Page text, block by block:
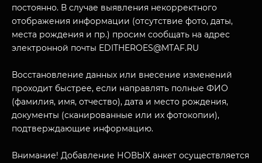
постоянно. В случае выявления некорректного
отображения информации (отсутствие фото, даты,
места рождения и пр.) просим сообщать на адрес
электронной почты EDITHEROES@MTAF.RU
Восстановление данных или внесение изменений
проходит быстрее, если направлять полные ФИО
(фамилия, имя, отчество), дата и место рождения,
документы (сканированные или их фотокопии),
подтверждающие информацию.
Внимание! Добавление НОВЫХ анкет осуществляется